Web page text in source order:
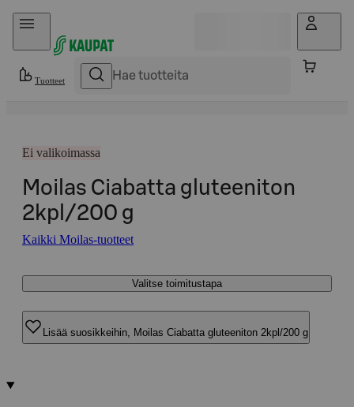
Hyppää sisältöön
Tuotteet
Ei valikoimassa
Moilas Ciabatta gluteeniton
2kpl/200 g
Kaikki Moilas-tuotteet
Valitse toimitustapa
Lisää suosikkeihin, Moilas Ciabatta gluteeniton 2kpl/200 g